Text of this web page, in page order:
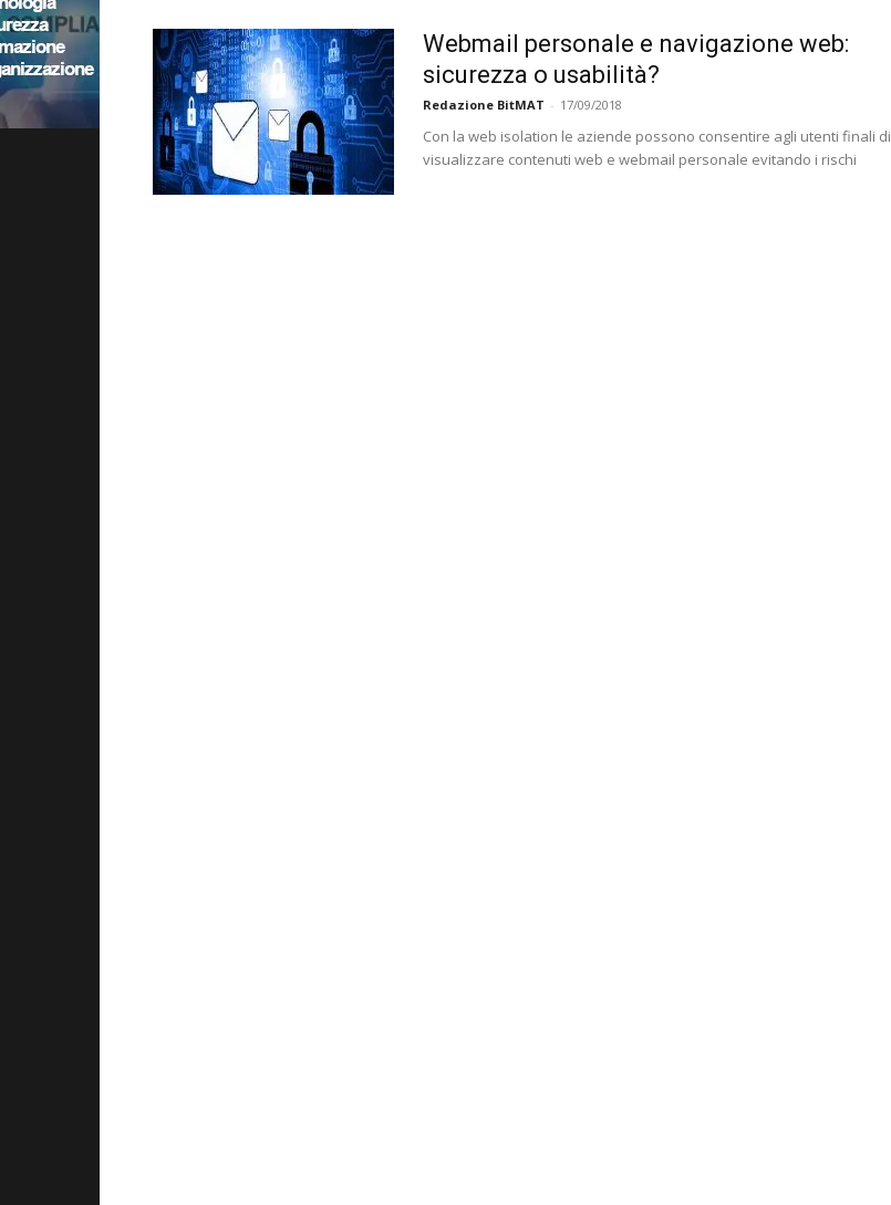
Webmail personale e navigazione web:
sicurezza o usabilità?
Redazione BitMAT - 17/09/2018
Con la web isolation le aziende possono consentire agli utenti finali di
visualizzare contenuti web e webmail personale evitando i rischi